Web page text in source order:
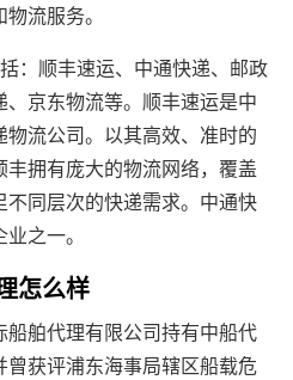
流服务。
：顺丰速运、中通快递、邮政
京东物流等。顺丰速运是中
流公司。以其高效、准时的
拥有庞大的物流网络，覆盖
同层次的快递需求。中通快
之一。
怎么样
舶代理有限公司持有中船代
获评浦东海事局辖区船载危